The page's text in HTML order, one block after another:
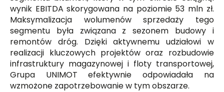
wynik EBITDA skorygowana na poziomie 53 mln zł.
Maksymalizacja wolumenów sprzedaży tego
segmentu była związana z sezonem budowy i
remontów dróg. Dzięki aktywnemu udziałowi w
realizacji kluczowych projektów oraz rozbudowie
infrastruktury magazynowej i floty transportowej,
Grupa UNIMOT efektywnie odpowiadała na
wzmożone zapotrzebowanie w tym obszarze.